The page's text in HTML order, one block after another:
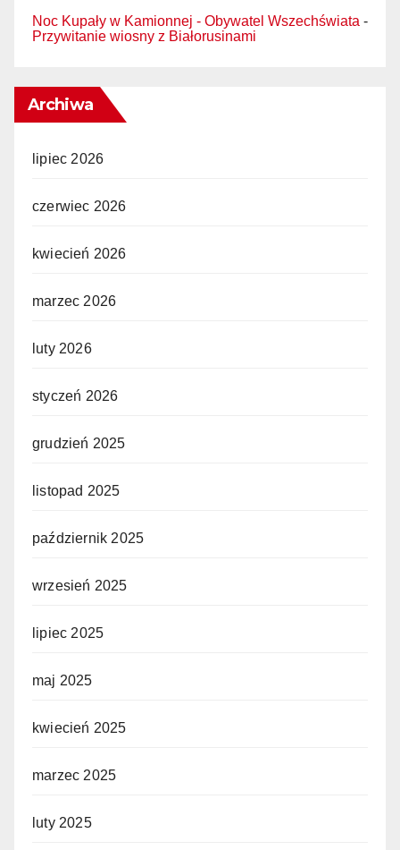
Noc Kupały w Kamionnej - Obywatel Wszechświata -
Przywitanie wiosny z Białorusinami
Archiwa
lipiec 2026
czerwiec 2026
kwiecień 2026
marzec 2026
luty 2026
styczeń 2026
grudzień 2025
listopad 2025
październik 2025
wrzesień 2025
lipiec 2025
maj 2025
kwiecień 2025
marzec 2025
luty 2025